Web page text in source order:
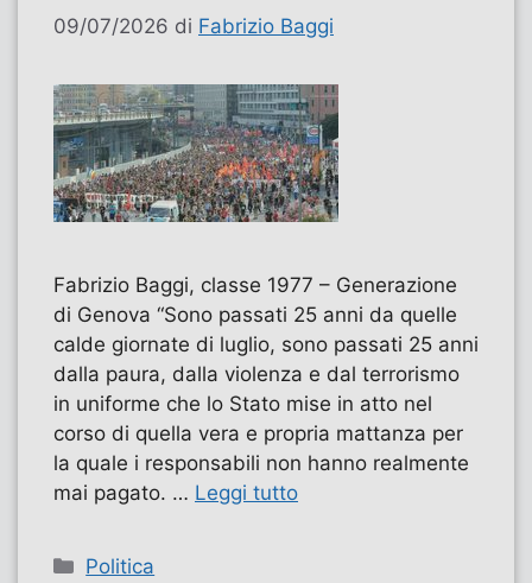
09/07/2026 di Fabrizio Baggi
Fabrizio Baggi, classe 1977 – Generazione
di Genova “Sono passati 25 anni da quelle
calde giornate di luglio, sono passati 25 anni
dalla paura, dalla violenza e dal terrorismo
in uniforme che lo Stato mise in atto nel
corso di quella vera e propria mattanza per
la quale i responsabili non hanno realmente
mai pagato. … Leggi tutto
Categorie
Politica